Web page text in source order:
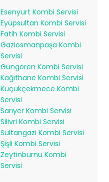
Esenyurt Kombi Servisi
Eyüpsultan Kombi Servisi
Fatih Kombi Servisi
Gaziosmanpaşa Kombi
Servisi
Güngören Kombi Servisi
Kağıthane Kombi Servisi
Küçükçekmece Kombi
Servisi
Sarıyer Kombi Servisi
Silivri Kombi Servisi
Sultangazi Kombi Servisi
Şişli Kombi Servisi
Zeytinburnu Kombi
Servisi